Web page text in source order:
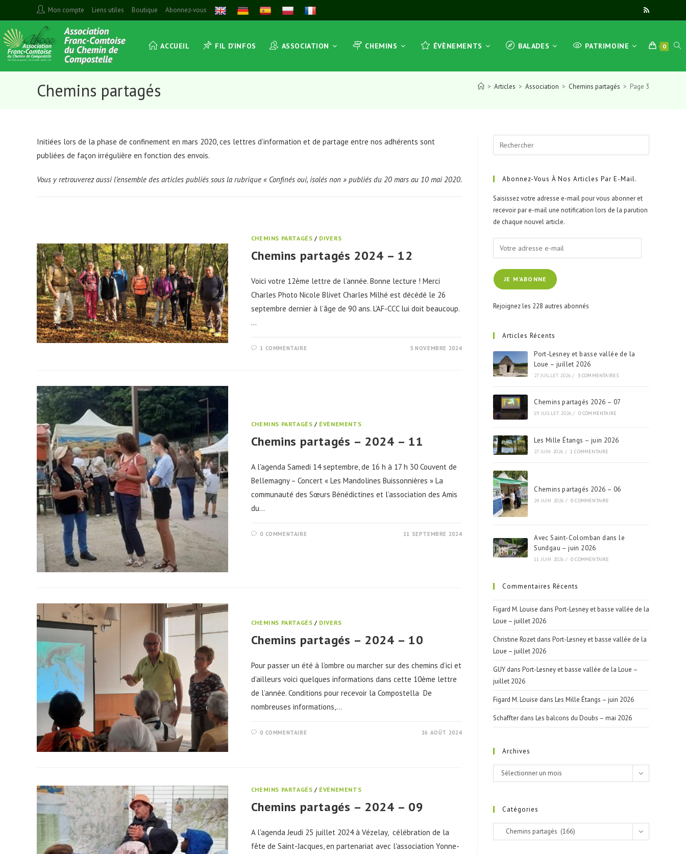
to
content
Mon compte Liens utiles Boutique Abonnez-vous
ACCUEIL FIL D’INFOS ASSOCIATION CHEMINS ÉVÈNEMENTS BALADES PATRIMOINE 0
Chemins partagés > Articles > Association > Chemins partagés > Page 3
Initiées lors de la phase de confinement en mars 2020, ces lettres d’information et de partage entre nos adhérents sont
publiées de façon irrégulière en fonction des envois.
Vous y retrouverez aussi l’ensemble des articles publiés sous la rubrique « Confinés oui, isolés non » publiés du 20 mars au 10 mai 2020.
CHEMINS PARTAGÉS / DIVERS
Chemins partagés 2024 – 12
Voici votre 12ème lettre de l’année. Bonne lecture ! Merci
Charles Photo Nicole Blivet Charles Milhé est décédé le 26
septembre dernier à l’âge de 90 ans. L’AF-CCC lui doit beaucoup.
…
1 COMMENTAIRE 5 NOVEMBRE 2024
CHEMINS PARTAGÉS / ÉVÈNEMENTS
Chemins partagés – 2024 – 11
A l'agenda Samedi 14 septembre, de 16 h à 17 h 30 Couvent de
Bellemagny – Concert « Les Mandolines Buissonnières » La
communauté des Sœurs Bénédictines et l’association des Amis
du…
0 COMMENTAIRE 11 SEPTEMBRE 2024
CHEMINS PARTAGÉS / DIVERS
Chemins partagés – 2024 – 10
Pour passer un été à l’ombre ou marcher sur des chemins d’ici et
d’ailleurs voici quelques informations dans cette 10ème lettre
de l’année. Conditions pour recevoir la Compostella De
nombreuses informations,…
0 COMMENTAIRE 16 AOÛT 2024
CHEMINS PARTAGÉS / ÉVÈNEMENTS
Chemins partagés – 2024 – 09
A l'agenda Jeudi 25 juillet 2024 à Vézelay, célébration de la
fête de Saint-Jacques, en partenariat avec l'association Yonne-
Escape
Abonnez-Vous À Nos Articles Par E-Mail.
Saisissez votre adresse e-mail pour vous abonner et
recevoir par e-mail une notification lors de la parution
de chaque nouvel article.
Votre
adresse
e-
mailJE M'ABONNE
Rejoignez les 228 autres abonnés
Articles Récents
Port-Lesney et basse vallée de la
Loue – juillet 2026
27 JUILLET 2026 / 3 COMMENTAIRES
Chemins partagés 2026 – 07
19 JUILLET 2026 / 0 COMMENTAIRE
Les Mille Étangs – juin 2026
27 JUIN 2026 / 1 COMMENTAIRE
Chemins partagés 2026 – 06
24 JUIN 2026 / 0 COMMENTAIRE
Avec Saint-Colomban dans le
Sundgau – juin 2026
11 JUIN 2026 / 0 COMMENTAIRE
Commentaires Récents
Figard M. Louise dans Port-Lesney et basse vallée de la
Loue – juillet 2026
Christine Rozet dans Port-Lesney et basse vallée de la
Loue – juillet 2026
GUY dans Port-Lesney et basse vallée de la Loue –
juillet 2026
Figard M. Louise dans Les Mille Étangs – juin 2026
Schaffter dans Les balcons du Doubs – mai 2026
Archives
Archives
Sélectionner un mois
Catégories
Catégories
Chemins partagés (166)